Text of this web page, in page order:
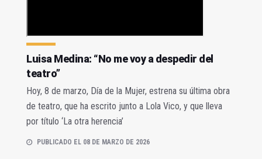
Luisa Medina: “No me voy a despedir del
teatro”
Hoy, 8 de marzo, Día de la Mujer, estrena su última obra
de teatro, que ha escrito junto a Lola Vico, y que lleva
por título ‘La otra herencia’
PUBLICADO EL 08 DE MARZO DE 2026